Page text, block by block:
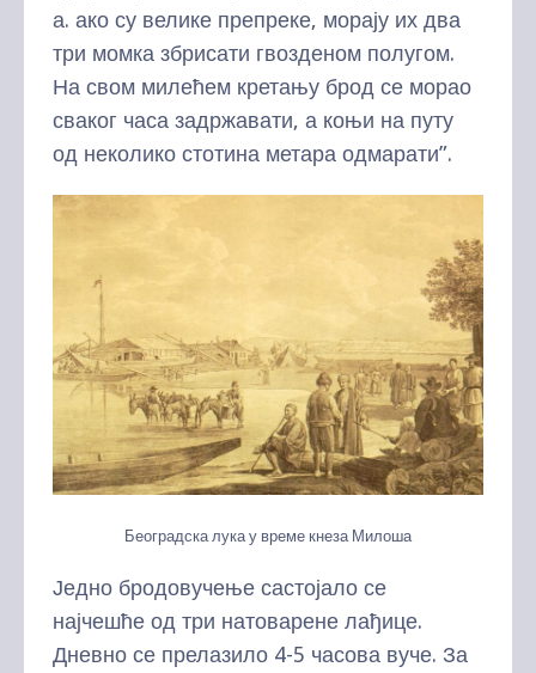
а. ако су велике препреке, морају их два
три момка збрисати гвозденом полугом.
На свом милећем кретању брод се морао
сваког часа задржавати, а коњи на путу
од неколико стотина метара одмарати”.
Београдска лука у време кнеза Милоша
Једно бродовучење састојало се
најчешће од три натоварене лађице.
Дневно се прелазило 4-5 часова вуче. За